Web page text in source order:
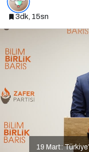
3dk, 15sn
19 Mart: